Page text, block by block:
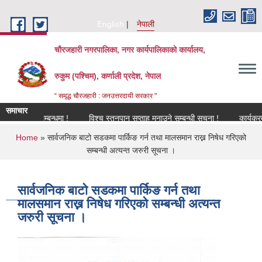
English
नेपाली
चौरजहारी नगरपालिका, नगर कार्यपालिकाको कार्यालय,
रुकुम (पश्चिम), कर्णाली प्रदेश, नेपाल
“ समृद्ध चौरजहारी : जनउत्तरदायी सरकार "
समाचार
सम्बन्धमा !
विश्च स्तनपान सप्ताह मनाउने सम्बन्धी सूचना ! कार्यक्रममा
You are here
Home » सार्वजनिक बाटो सडकमा पार्किङ गर्न तथा मालसमान राख्न निषेध गरिएको
सम्बन्धी अत्यन्त जरुरी सूचना ।
सार्वजनिक बाटो सडकमा पार्किङ गर्न तथा
मालसमान राख्न निषेध गरिएको सम्बन्धी अत्यन्त
जरुरी सूचना ।